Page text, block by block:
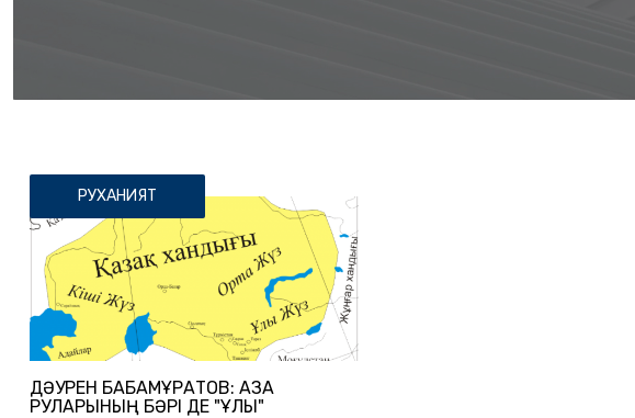
РУХАНИЯТ
ДӘУРЕН БАБАМҰРАТОВ: ҚАЗАҚ
РУЛАРЫНЫҢ БӘРІ ДЕ "ҰЛЫ"